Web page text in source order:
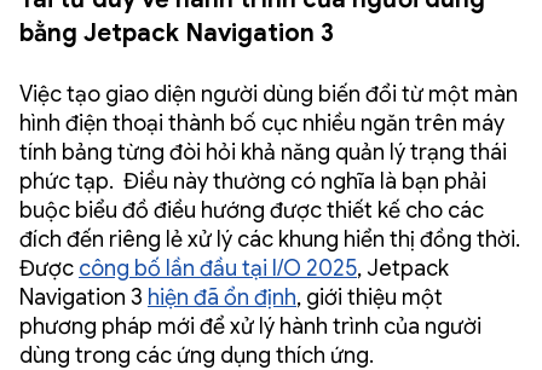
bằng Jetpack Navigation 3
Việc tạo giao diện người dùng biến đổi từ một màn
hình điện thoại thành bố cục nhiều ngăn trên máy
tính bảng từng đòi hỏi khả năng quản lý trạng thái
phức tạp. Điều này thường có nghĩa là bạn phải
buộc biểu đồ điều hướng được thiết kế cho các
đích đến riêng lẻ xử lý các khung hiển thị đồng thời.
Được công bố lần đầu tại I/O 2025, Jetpack
Navigation 3 hiện đã ổn định, giới thiệu một
phương pháp mới để xử lý hành trình của người
dùng trong các ứng dụng thích ứng.